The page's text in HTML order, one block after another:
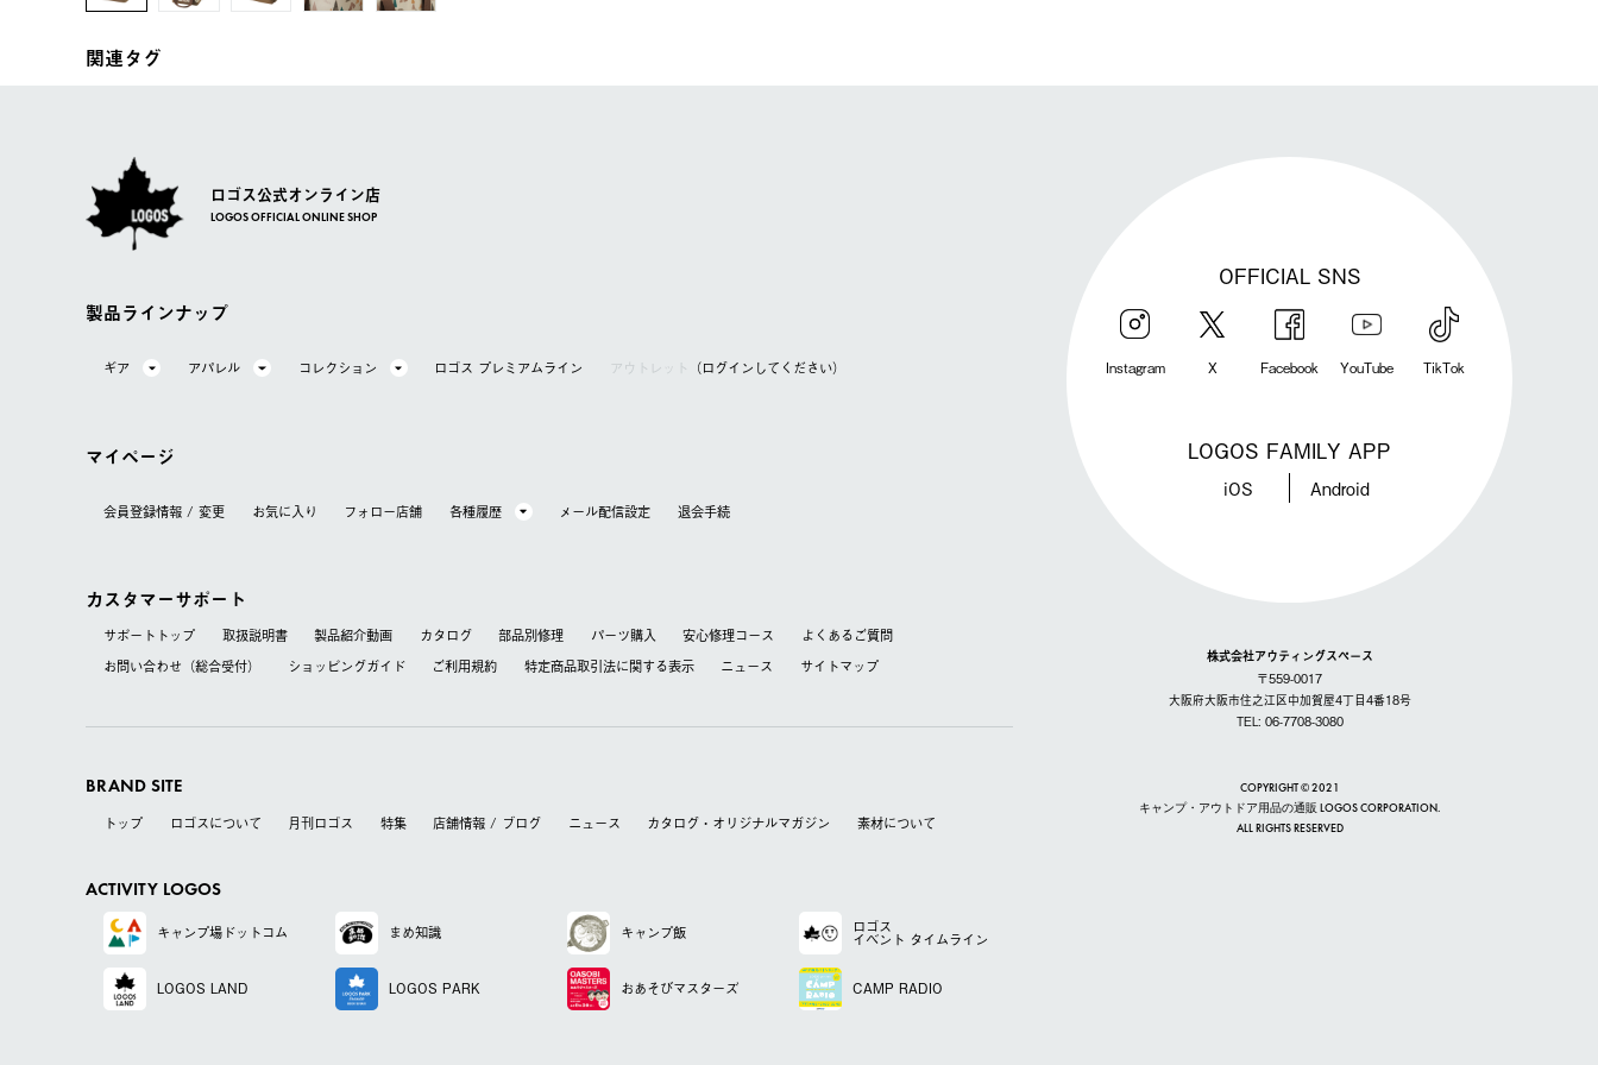
関連タグ
ロゴス公式オンライン店
LOGOS OFFICIAL ONLINE SHOP
製品ラインナップ
ギア アパレル コレクション ロゴス プレミアムライン アウトレット （ログインしてください）
マイページ
会員登録情報 / 変更 お気に⼊り フォロー店舗 各種履歴 メール配信設定 退会⼿続
カスタマーサポート
サポートトップ 取扱説明書 製品紹介動画 カタログ 部品別修理 パーツ購入 安心修理コース
よくあるご質問
お問い合わせ（総合受付）
ショッピングガイド ご利用規約 特定商品取引法に関する表⽰ ニュース サイトマップ
BRAND SITE
トップ ロゴスについて 月刊ロゴス 特集 店舗情報 / ブログ ニュース カタログ・オリジナルマガジン 素材について
ACTIVITY LOGOS
キャンプ場ドットコム まめ知識 キャンプ飯 ロゴス
イベント タイムライン
LOGOS LAND LOGOS PARK おあそびマスターズ CAMP RADIO
OFFICIAL SNS
Instagram X Facebook YouTube TikTok
LOGOS FAMILY APP
iOS Android
株式会社アウティングスペース
〒559-0017
大阪府大阪市住之江区中加賀屋4丁目4番18号
TEL: 06-7708-3080
COPYRIGHT © 2021
キャンプ・アウトドア用品の通販 LOGOS CORPORATION.
ALL RIGHTS RESERVED